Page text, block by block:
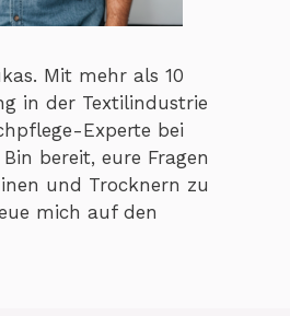
Mit mehr als 10
in der Textilindustrie
Experte bei
bereit, eure Fragen
und Trocknern zu
mich auf den